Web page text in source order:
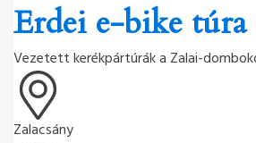
Erdei e-bike túra
Vezetett kerékpártúrák a Zalai-
Zalacsány